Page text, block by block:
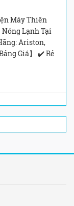
Máy Thiên
Nóng Lạnh Tại
Ariston,
Giá】 ✔️ Rẻ